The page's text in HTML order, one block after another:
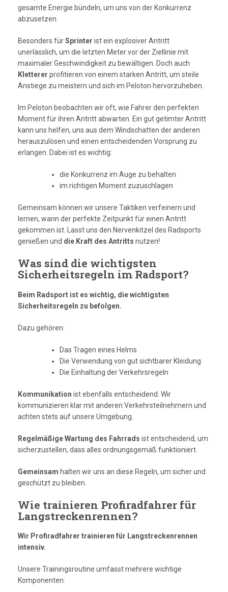
gesamte Energie bündeln, um uns von der Konkurrenz
abzusetzen.
Besonders fürSprinter ist ein explosiver Antritt
unerlässlich, um die letzten Meter vor der Ziellinie mit
maximaler Geschwindigkeit zu bewältigen. Doch auch
Kletterer profitieren von einem starken Antritt, um steile
Anstiege zu meistern und sich im Peloton hervorzuheben.
Im Peloton beobachten wir oft, wie Fahrer den perfekten
Moment für ihren Antritt abwarten. Ein gut getimter Antritt
kann uns helfen, uns aus dem Windschatten der anderen
herauszulösen und einen entscheidenden Vorsprung zu
erlangen. Dabei ist es wichtig:
die Konkurrenz im Auge zu behalten
im richtigen Moment zuzuschlagen
Gemeinsam können wir unsere Taktiken verfeinern und
lernen, wann der perfekte Zeitpunkt für einen Antritt
gekommen ist. Lasst uns den Nervenkitzel des Radsports
genießen und die Kraft des Antritts nutzen!
Was sind die wichtigsten
Sicherheitsregeln im Radsport?
Beim Radsport ist es wichtig, die wichtigsten
Sicherheitsregeln zu befolgen.
Dazu gehören:
Das Tragen eines Helms
Die Verwendung von gut sichtbarer Kleidung
Die Einhaltung der Verkehrsregeln
Kommunikation ist ebenfalls entscheidend. Wir
kommunizieren klar mit anderen Verkehrsteilnehmern und
achten stets auf unsere Umgebung.
Regelmäßige Wartung des Fahrrads ist entscheidend, um
sicherzustellen, dass alles ordnungsgemäß funktioniert.
Gemeinsam halten wir uns an diese Regeln, um sicher und
geschützt zu bleiben.
Wie trainieren Profiradfahrer für
Langstreckenrennen?
Wir Profiradfahrer trainieren für Langstreckenrennen
intensiv.
Unsere Trainingsroutine umfasst mehrere wichtige
Komponenten: